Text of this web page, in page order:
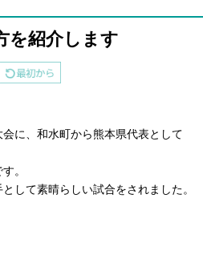
を紹介します
に、和水町から熊本県代表として
。
して素晴らしい試合をされました。